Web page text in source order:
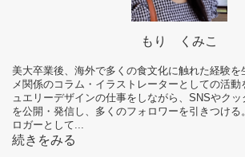
もり くみこ
美大卒業後、海外で多くの食文化に触れた経験
メ関係のコラム・イラストレーターとしての活
ュエリーデザインの仕事をしながら、SNSやク
を公開・発信し、多くのフォロワーを引きつけ
ロガーとして...
続きをみる